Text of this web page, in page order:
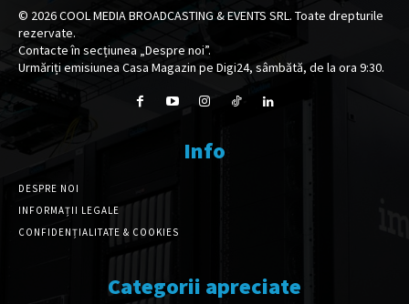
© 2026COOL MEDIA BROADCASTING & EVENTS SRL. Toate drepturile
rezervate.
Contacte în secțiunea „Despre noi”.
Urmăriți emisiunea Casa Magazin pe Digi24, sâmbătă, de la ora 9:30.
Info
DESPRE NOI
INFORMAȚII LEGALE
CONFIDENȚIALITATE & COOKIES
Categorii apreciate